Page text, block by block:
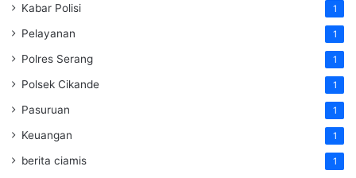
Kabar Polisi 1
Pelayanan 1
Polres Serang 1
Polsek Cikande 1
Pasuruan 1
Keuangan 1
berita ciamis 1